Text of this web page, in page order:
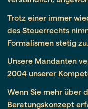
Trotz einer immer
des Steuerrechts
Formalismen stetig zu.
Unsere Mandanten
2004 unserer
Wenn Sie mehr über
Beratungskonzept